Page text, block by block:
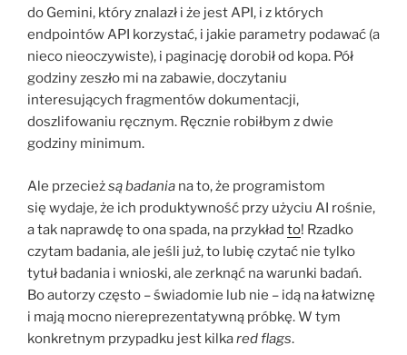
do Gemini, który znalazł i że jest API, i z których
endpointów API korzystać, i jakie parametry podawać (a
nieco nieoczywiste), i paginację dorobił od kopa. Pół
godziny zeszło mi na zabawie, doczytaniu
interesujących fragmentów dokumentacji,
doszlifowaniu ręcznym. Ręcznie robiłbym z dwie
godziny minimum.
Ale przecieżsą badania na to, że programistom
się wydaje, że ich produktywność przy użyciu AI rośnie,
a tak naprawdę to ona spada, na przykład to! Rzadko
czytam badania, ale jeśli już, to lubię czytać nie tylko
tytuł badania i wnioski, ale zerknąć na warunki badań.
Bo autorzy często – świadomie lub nie – idą na łatwiznę
i mają mocno niereprezentatywną próbkę. W tym
konkretnym przypadku jest kilkared flags.